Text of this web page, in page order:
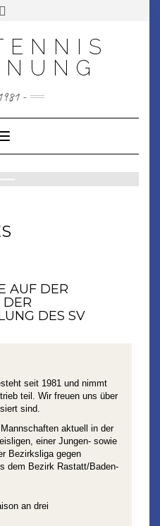
-
Toggle Navigation
AUF DER I
T
DES SV W
seit 1981 und nimmt
teil. Wir freuen uns über
sind.
aktuell in der
einer Jungen- sowie
Bezirksliga gegen
dem Bezirk Rastatt/Baden-
an drei